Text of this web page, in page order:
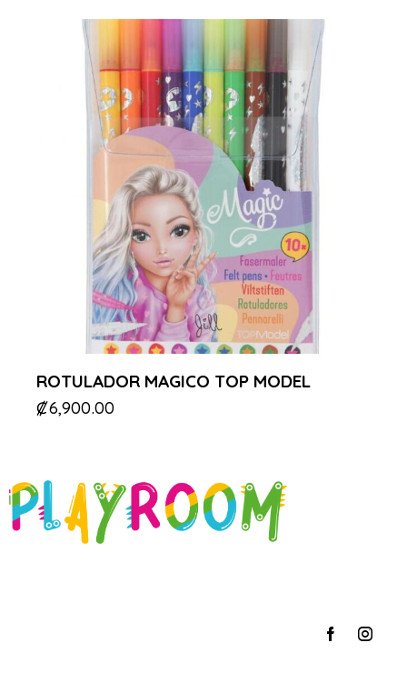
ROTULADOR MAGICO TOP MODEL
₡6,900.00